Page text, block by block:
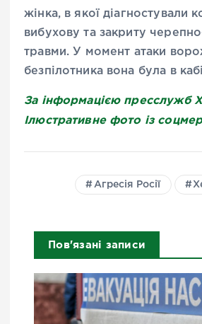
жінка, в якої діагностували
вибухову та закриту
травми. У момент атаки
безпілотника вона була в
За інформацією
Ілюстративне фото із
Агресія Росії
Пов'язані записи